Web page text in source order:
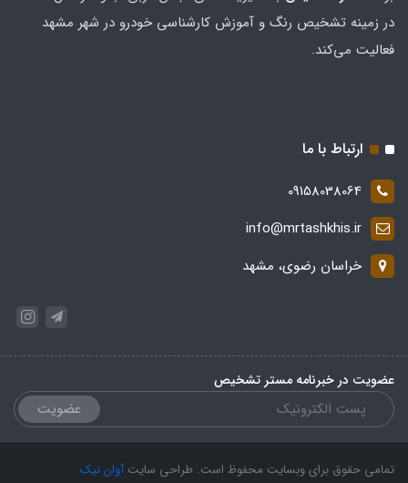
در زمینه تشخیص رنگ و آموزش کارشناسی خودرو در شهر مشهد
فعالیت می‌کند.
ارتباط با ما
09158038064
info@mrtashkhis.ir
خراسان رضوی، مشهد
عضویت در خبرنامه مستر تشخیص
عضویت
تمامی حقوق برای وبسایت محفوظ است. طراحی سایت آوان نیک